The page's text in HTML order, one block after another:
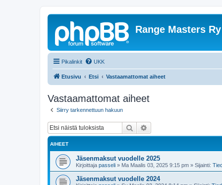
Range Masters Ry
Pikalinkit UKK
Etusivu Etsi Vastaamattomat aiheet
Vastaamattomat aiheet
Siirry tarkennettuun hakuun
Etsi
AIHEET
Jäsenmaksut vuodelle 2025
Kirjoittaja passeli » Ma Maalis 03, 2025 9:15 pm » Sijainti:
Jäsenmaksut vuodelle 2024